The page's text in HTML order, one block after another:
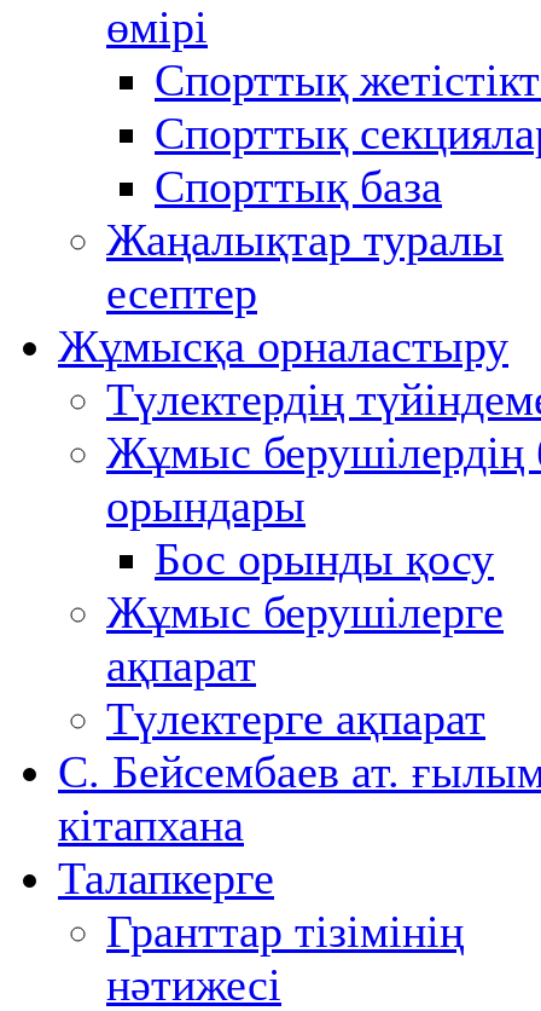
өмірі
Спорттық
Спорттық
Спорттық база
Жаңалықтар туралы
есептер
Жұмысқа орналастыру
Түлектердің
Жұмыс берушілердің
орындары
Бос орынды қосу
Жұмыс берушілерге
ақпарат
Түлектерге ақпарат
С. Бейсембаев ат.
кітапхана
Талапкерге
Гранттар тізімінің
нәтижесі